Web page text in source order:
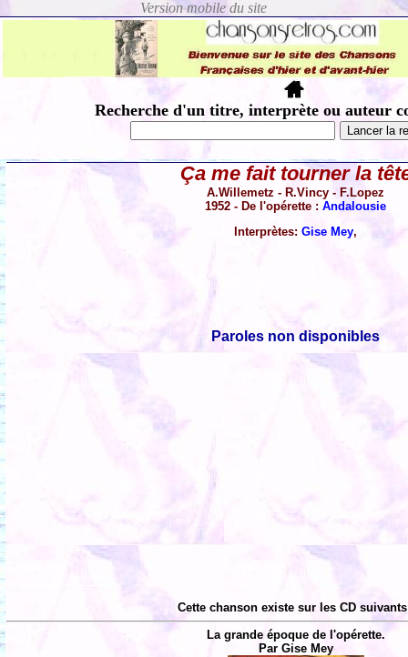
Recherche d'un titre, interprète ou auteur
Ça me fait tourner la
A.Willemetz - R.Vincy - F.Lopez
1952 - De l'opérette :Andalousie
Interprètes:Gise Mey,
Paroles non disponibles
Cette chanson existe sur les CD
La grande époque de l'opérette.
Par Gise Mey